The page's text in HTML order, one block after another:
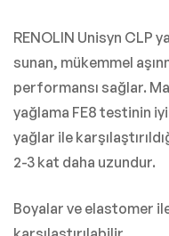
RENOLIN Unisyn CLP
sunan, mükemmel
performansı sağlar.
yağlama FE8 testinin
yağlar ile
2-3 kat daha uzundur.
Boyalar ve elastomer